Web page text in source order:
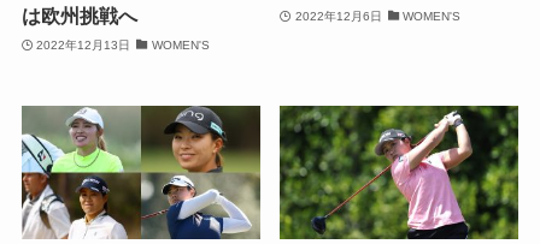
は欧州挑戦へ
2022年12月13日 WOMEN'S
2022年12月6日 WOMEN'S